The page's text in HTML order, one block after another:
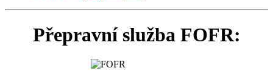
Přepravní služba FOFR: